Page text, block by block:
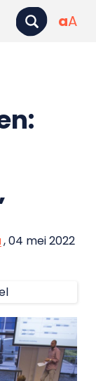
aA
, 04 mei 2022